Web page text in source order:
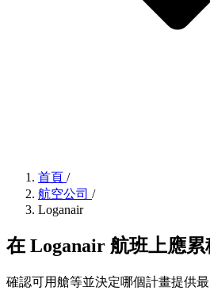
首頁 /
航空公司 /
Loganair
在 Loganair 航班上應累
確認可用艙等並決定哪個計畫提供最